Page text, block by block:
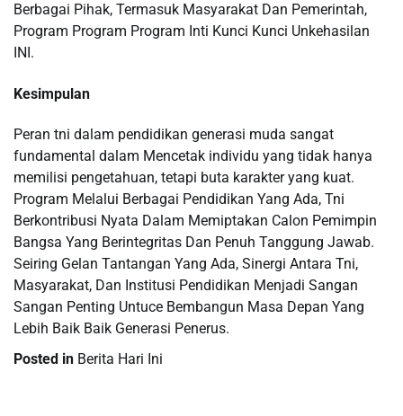
Berbagai Pihak, Termasuk Masyarakat Dan Pemerintah,
Program Program Program Inti Kunci Kunci Unkehasilan
INI.
Kesimpulan
Peran tni dalam pendidikan generasi muda sangat
fundamental dalam Mencetak individu yang tidak hanya
memilisi pengetahuan, tetapi buta karakter yang kuat.
Program Melalui Berbagai Pendidikan Yang Ada, Tni
Berkontribusi Nyata Dalam Memiptakan Calon Pemimpin
Bangsa Yang Berintegritas Dan Penuh Tanggung Jawab.
Seiring Gelan Tantangan Yang Ada, Sinergi Antara Tni,
Masyarakat, Dan Institusi Pendidikan Menjadi Sangan
Sangan Penting Untuce Bembangun Masa Depan Yang
Lebih Baik Baik Generasi Penerus.
Posted in Berita Hari Ini